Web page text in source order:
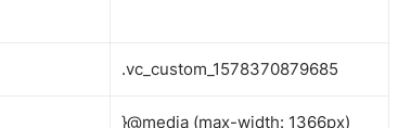
.vc_custom_1578370879685
}@media (max-width: 1366px)